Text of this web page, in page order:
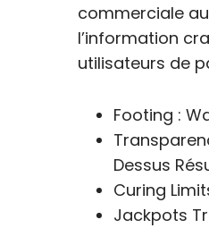
commerciale
l’information
utilisateurs de
Footing :
Dessus
Curing
Jackpots